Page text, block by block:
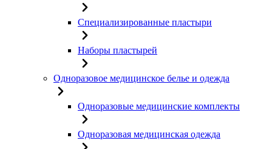
Специализированные пластыри
Наборы пластырей
Одноразовое медицинское белье и одежда
Одноразовые медицинские комплекты
Одноразовая медицинская одежда